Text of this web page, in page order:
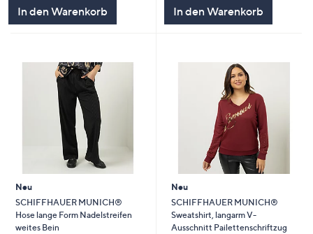
In den Warenkorb In den Warenkorb
Neu
SCHIFFHAUER MUNICH®
Hose lange Form Nadelstreifen
weites Bein
Neu
SCHIFFHAUER MUNICH®
Sweatshirt, langarm V-
Ausschnitt Pailettenschriftzug